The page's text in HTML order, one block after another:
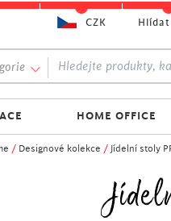
/ Designové kolekce / Jídelní stoly
HOME OFFICE
CZK